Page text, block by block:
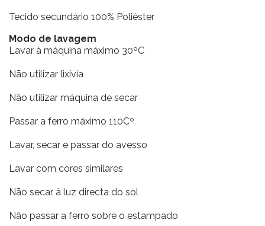
Tecido secundário 100% Poliéster
Modo de lavagem
Lavar à máquina máximo 30ºC
Não utilizar lixívia
Não utilizar máquina de secar
Passar a ferro máximo 110Cº
Lavar, secar e passar do avesso
Lavar com cores similares
Não secar à luz directa do sol
Não passar a ferro sobre o estampado